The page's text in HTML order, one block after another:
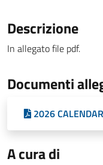
Descrizione
In allegato file pdf.
Documenti
2026
A cura di